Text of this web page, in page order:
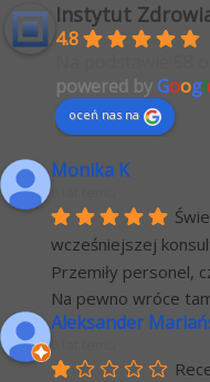
Instytut
4.8
powered byGoogl
oceń nas na
Monika K
wcześniejszej
Przemiły personel,
Na pewno wróce
Aleksander